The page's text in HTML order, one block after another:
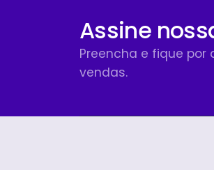
Assine
Preencha e fique
vendas.